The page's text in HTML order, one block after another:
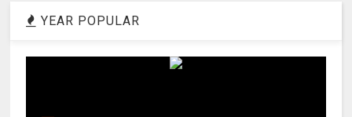
YEAR POPULAR